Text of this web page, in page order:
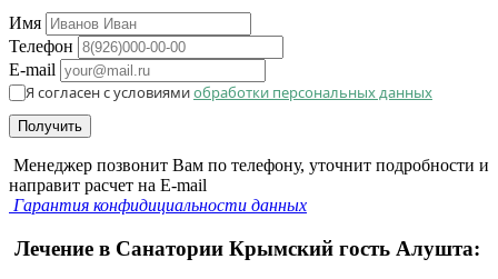
Имя
Телефон
E-mail
Я согласен с условиямиобработки персональных данных
Получить
Менеджер позвонит Вам по телефону, уточнит подробности и
направит расчет на E-mail
Гарантия конфидициальности данных
Лечение в Санатории Крымский гость Алушта: